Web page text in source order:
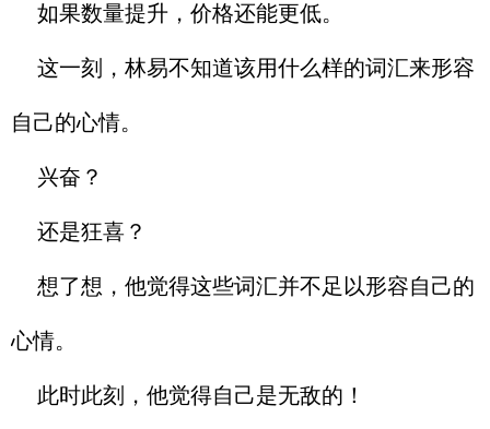
如果数量提升，价格还能更低。
这一刻，林易不知道该用什么样的词汇来形容
自己的心情。
兴奋？
还是狂喜？
想了想，他觉得这些词汇并不足以形容自己的
心情。
此时此刻，他觉得自己是无敌的！